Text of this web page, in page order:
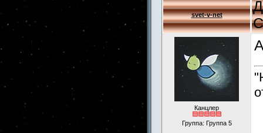
svet-v-net
Канцлер
Группа: Группа 5